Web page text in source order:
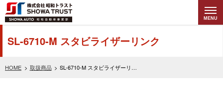
株式会社昭和トラ
スト (SHOWA
MENU
HOME 取扱商品 SL-6710-M スタビライザーリンク
SL-6710-M スタビライザーリンク